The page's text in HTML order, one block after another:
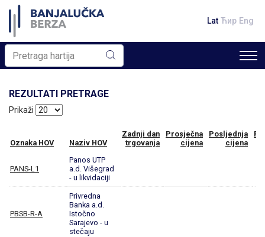
Lat Ћир Eng
REZULTATI PRETRAGE
Prikaži
Oznaka HOV Naziv HOV
Zadnji dan
trgovanja
Prosječna
cijena
Posljednja
cijena
PANS-L1
Panos UTP
a.d. Višegrad
- u likvidaciji
PBSB-R-A
Privredna
Banka a.d.
Istočno
Sarajevo - u
stečaju